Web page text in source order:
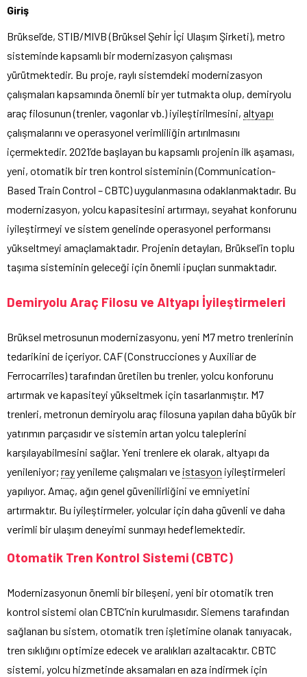
Giriş
Brüksel’de, STIB/MIVB (Brüksel Şehir İçi Ulaşım Şirketi), metro
sisteminde kapsamlı bir modernizasyon çalışması
yürütmektedir. Bu proje, raylı sistemdeki modernizasyon
çalışmaları kapsamında önemli bir yer tutmakta olup, demiryolu
araç filosunun (trenler, vagonlar vb.) iyileştirilmesini, altyapı
çalışmalarını ve operasyonel verimliliğin artırılmasını
içermektedir. 2021’de başlayan bu kapsamlı projenin ilk aşaması,
yeni, otomatik bir tren kontrol sisteminin (Communication-
Based Train Control – CBTC) uygulanmasına odaklanmaktadır. Bu
modernizasyon, yolcu kapasitesini artırmayı, seyahat konforunu
iyileştirmeyi ve sistem genelinde operasyonel performansı
yükseltmeyi amaçlamaktadır. Projenin detayları, Brüksel’in toplu
taşıma sisteminin geleceği için önemli ipuçları sunmaktadır.
Demiryolu Araç Filosu ve Altyapı İyileştirmeleri
Brüksel metrosunun modernizasyonu, yeni M7 metro trenlerinin
tedarikini de içeriyor. CAF (Construcciones y Auxiliar de
Ferrocarriles) tarafından üretilen bu trenler, yolcu konforunu
artırmak ve kapasiteyi yükseltmek için tasarlanmıştır. M7
trenleri, metronun demiryolu araç filosuna yapılan daha büyük bir
yatırımın parçasıdır ve sistemin artan yolcu taleplerini
karşılayabilmesini sağlar. Yeni trenlere ek olarak, altyapı da
yenileniyor; rayyenileme çalışmaları ve istasyon iyileştirmeleri
yapılıyor. Amaç, ağın genel güvenilirliğini ve emniyetini
artırmaktır. Bu iyileştirmeler, yolcular için daha güvenli ve daha
verimli bir ulaşım deneyimi sunmayı hedeflemektedir.
Otomatik Tren Kontrol Sistemi (CBTC)
Modernizasyonun önemli bir bileşeni, yeni bir otomatik tren
kontrol sistemi olan CBTC’nin kurulmasıdır. Siemens tarafından
sağlanan bu sistem, otomatik tren işletimine olanak tanıyacak,
tren sıklığını optimize edecek ve aralıkları azaltacaktır. CBTC
sistemi, yolcu hizmetinde aksamaları en aza indirmek için